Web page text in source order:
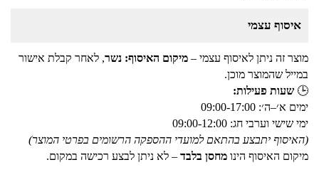
איסוף עצמי
מוצר זה ניתן לאיסוף עצמי – מיקום האיסוף: נשר, לאחר קבלת אישור
במייל שהמוצר מוכן.
🕒 שעות פעילות:
ימים א׳–ה׳: 09:00-17:00
ימי שישי וערבי חג: 09:00-12:00
(האיסוף יתבצע בהתאם למועדי ההספקה הרשומים בפרטי המוצר)
מיקום האיסוף הינו מחסן בלבד – לא ניתן לבצע רכישה במקום.